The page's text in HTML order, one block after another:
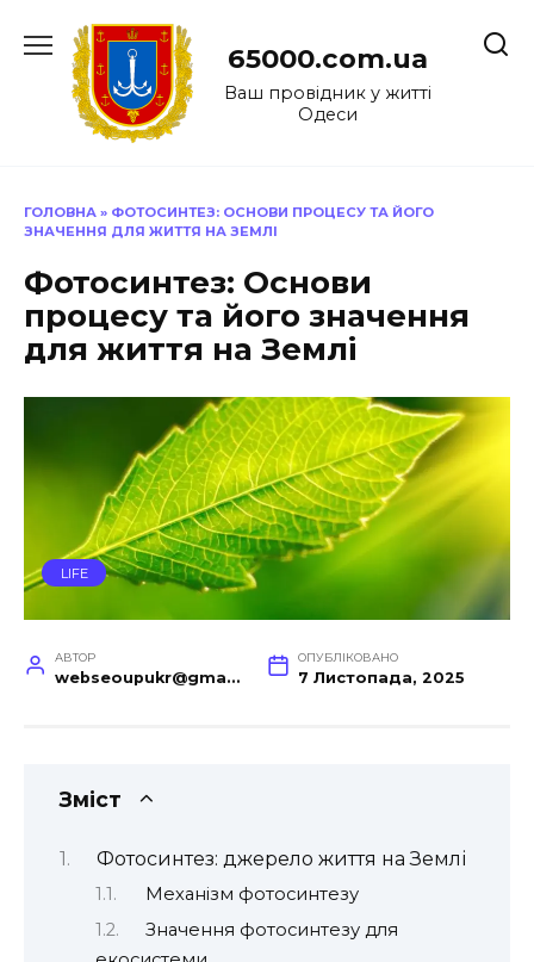
до
65000.com.ua
Ваш провідник у житті
Одеси
ГОЛОВНА » ФОТОСИНТЕЗ: ОСНОВИ ПРОЦЕСУ ТА ЙОГО
ЗНАЧЕННЯ ДЛЯ ЖИТТЯ НА ЗЕМЛІ
Фотосинтез: Основи
процесу та його значення
для життя на Землі
LIFE
АВТОР
webseoupukr@gmail.com
ОПУБЛІКОВАНО
7 Листопада, 2025
Зміст
Фотосинтез: джерело життя на Землі
Механізм фотосинтезу
Значення фотосинтезу для